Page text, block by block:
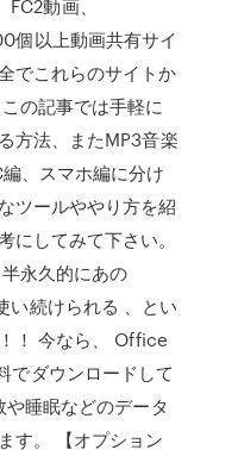
動画、
以上動画共有サイ
でこれらのサイトか
の記事では手軽に
方法、またMP3音楽
、スマホ編に分け
ツールややり方を紹
してみて下さい。
永久的にあの
続けられる 、とい
！ 今なら、 Office
ダウンロードして
睡眠などのデータ
す。 【オプション